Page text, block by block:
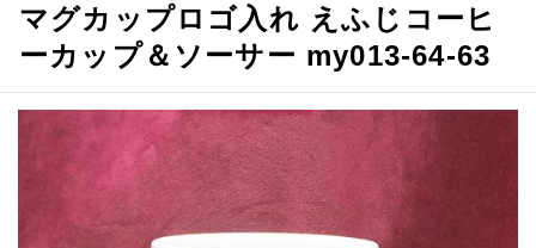
マグカップロゴ入れ えふじコーヒ
ーカップ＆ソーサー my013-64-63